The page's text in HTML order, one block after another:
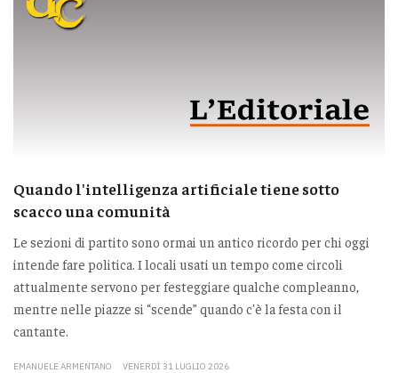
Quando l'intelligenza artificiale tiene sotto
scacco una comunità
Le sezioni di partito sono ormai un antico ricordo per chi oggi
intende fare politica. I locali usati un tempo come circoli
attualmente servono per festeggiare qualche compleanno,
mentre nelle piazze si “scende” quando c'è la festa con il
cantante.
EMANUELE ARMENTANO VENERDÌ 31 LUGLIO 2026